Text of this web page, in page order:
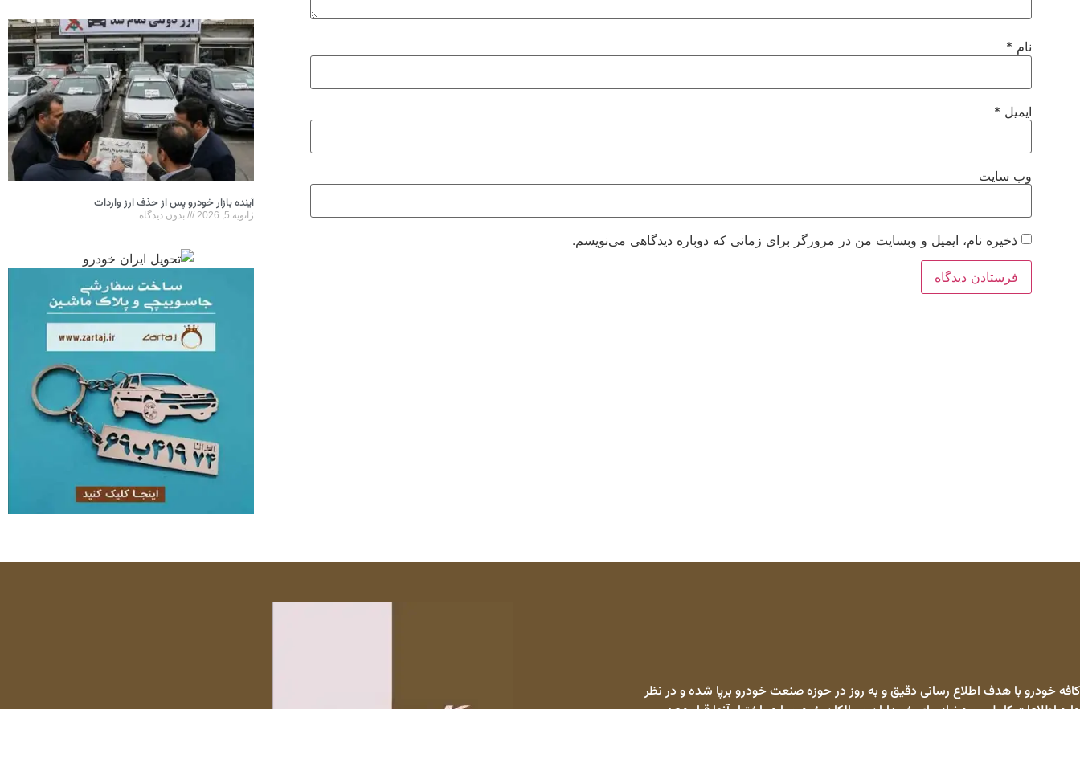
نام *
ایمیل *
وب‌ سایت
ذخیره نام، ایمیل و وبسایت من در مرورگر برای زمانی که دوباره دیدگاهی می‌نویسم.
آینده بازار خودرو پس از حذف ارز واردات
ژانویه 5, 2026 بدون دیدگاه
کافه خودرو با هدف اطلاع رسانی دقیق و به روز در حوزه صنعت خودرو برپا شده و در نظر
دارد اطلاعات کامل مورد نیاز برای خریداران و مالکان خودرو را در اختیار آنها قرار دهد.